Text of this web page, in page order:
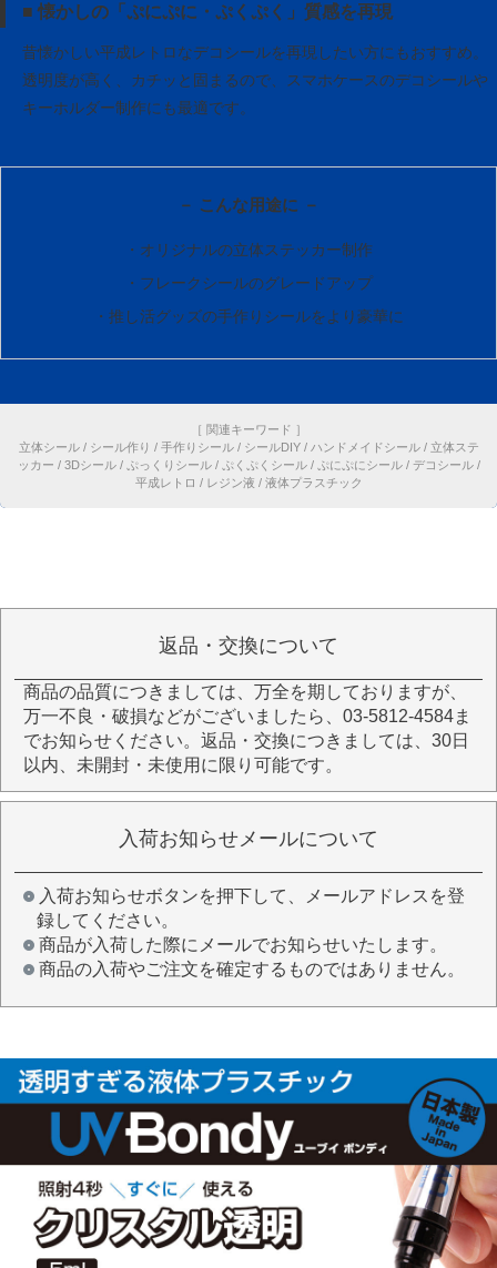
■ 懐かしの「ぷにぷに・ぷくぷく」質感を再現
昔懐かしい平成レトロなデコシールを再現したい方にもおすすめ。
透明度が高く、カチッと固まるので、スマホケースのデコシールや
キーホルダー制作にも最適です。
－ こんな用途に －
・オリジナルの立体ステッカー制作
・フレークシールのグレードアップ
・推し活グッズの手作りシールをより豪華に
［ 関連キーワード ］
立体シール / シール作り / 手作りシール / シールDIY / ハンドメイドシール / 立体ステ
ッカー / 3Dシール / ぷっくりシール / ぷくぷくシール / ぷにぷにシール / デコシール /
平成レトロ / レジン液 / 液体プラスチック
返品・交換について
商品の品質につきましては、万全を期しておりますが、
万一不良・破損などがございましたら、03-5812-4584ま
でお知らせください。返品・交換につきましては、30日
以内、未開封・未使用に限り可能です。
入荷お知らせメールについて
入荷お知らせボタンを押下して、メールアドレスを登
録してください。
商品が入荷した際にメールでお知らせいたします。
商品の入荷やご注文を確定するものではありません。